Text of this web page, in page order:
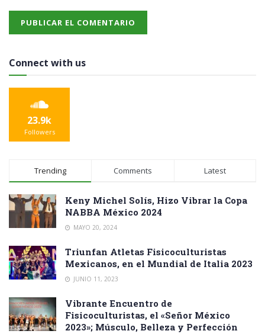
Connect with us
23.9k
Followers
Trending Comments Latest
Keny Michel Solís, Hizo Vibrar la Copa
NABBA México 2024
MAYO 20, 2024
Triunfan Atletas Fisicoculturistas
Mexicanos, en el Mundial de Italia 2023
JUNIO 11, 2023
Vibrante Encuentro de
Fisicoculturistas, el «Señor México
2023»; Músculo, Belleza y Perfección